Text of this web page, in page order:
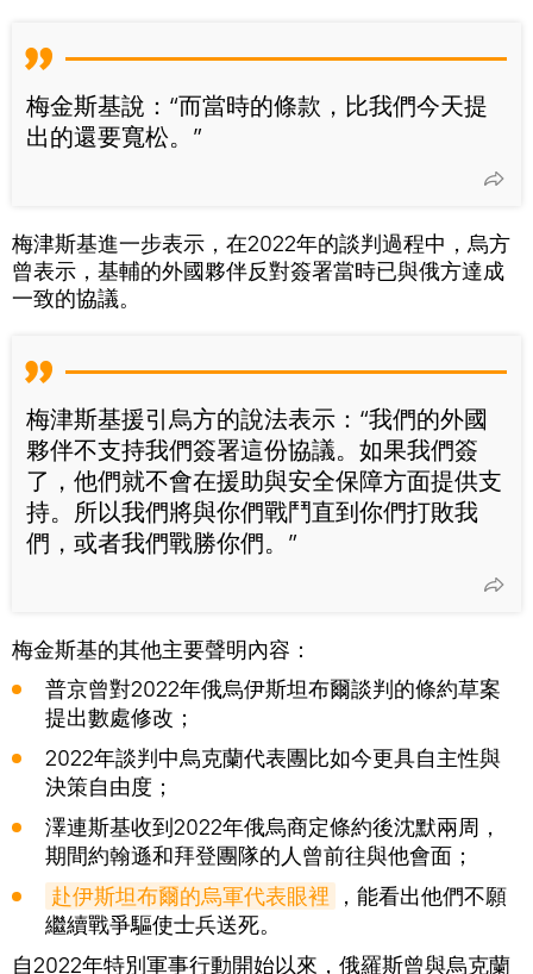
梅金斯基說：“而當時的條款，比我們今天提
出的還要寬松。”
梅津斯基進一步表示，在2022年的談判過程中，烏方
曾表示，基輔的外國夥伴反對簽署當時已與俄方達成
一致的協議。
梅津斯基援引烏方的說法表示：“我們的外國
夥伴不支持我們簽署這份協議。如果我們簽
了，他們就不會在援助與安全保障方面提供支
持。所以我們將與你們戰鬥直到你們打敗我
們，或者我們戰勝你們。”
梅金斯基的其他主要聲明內容：
普京曾對2022年俄烏伊斯坦布爾談判的條約草案
提出數處修改；
2022年談判中烏克蘭代表團比如今更具自主性與
決策自由度；
澤連斯基收到2022年俄烏商定條約後沈默兩周，
期間約翰遜和拜登團隊的人曾前往與他會面；
赴伊斯坦布爾的烏軍代表眼裡
，能看出他們不願
繼續戰爭驅使士兵送死。
自2022年特別軍事行動開始以來，俄羅斯曾與烏克蘭